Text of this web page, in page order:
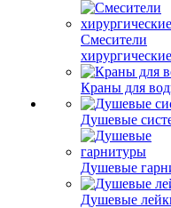
Смесители
хирургические
Краны для
Душевые
Душевые
Душевые